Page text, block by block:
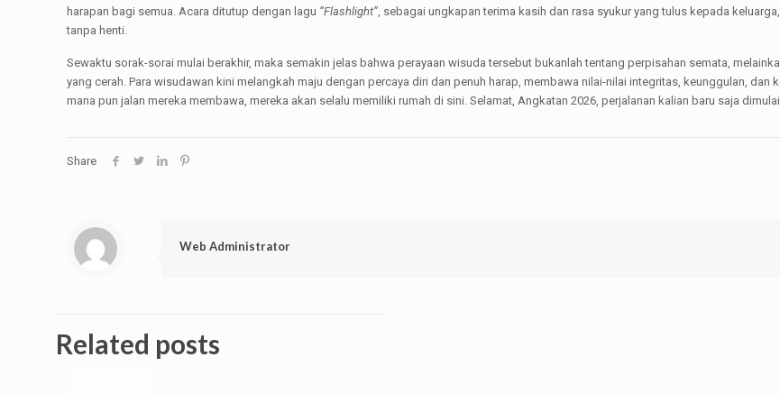
harapan bagi semua. Acara ditutup dengan lagu “Flashlight”, sebagai ungkapan terima kasih dan rasa syukur yang tulus kepada
tanpa henti.
Sewaktu sorak-sorai mulai berakhir, maka semakin jelas bahwa perayaan wisuda tersebut bukanlah tentang perpisahan semata,
yang cerah. Para wisudawan kini melangkah maju dengan percaya diri dan penuh harap, membawa nilai-nilai integritas, keunggulan, dan
mana pun jalan mereka membawa, mereka akan selalu memiliki rumah di sini. Selamat, Angkatan 2026, perjalanan kalian baru saja
Share
Web Administrator
Related posts